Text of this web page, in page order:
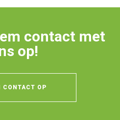
contact met
op!
CONTACT OP